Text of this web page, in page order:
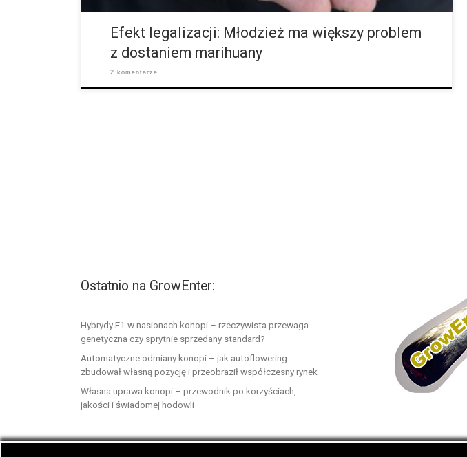
Efekt legalizacji: Młodzież ma większy problem
z dostaniem marihuany
2 komentarze
Ostatnio na GrowEnter:
Hybrydy F1 w nasionach konopi – rzeczywista przewaga
genetyczna czy sprytnie sprzedany standard?
Automatyczne odmiany konopi – jak autoflowering
zbudował własną pozycję i przeobraził współczesny rynek
Własna uprawa konopi – przewodnik po korzyściach,
jakości i świadomej hodowli